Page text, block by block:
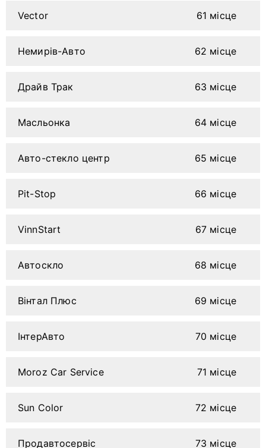
Vector 61 місце
Немирів-Авто 62 місце
Драйв Трак 63 місце
Масльонка 64 місце
Авто-стекло центр 65 місце
Pit-Stop 66 місце
VinnStart 67 місце
Автоскло 68 місце
Вінтал Плюс 69 місце
ІнтерАвто 70 місце
Moroz Car Service 71 місце
Sun Color 72 місце
Продавтосервіс 73 місце